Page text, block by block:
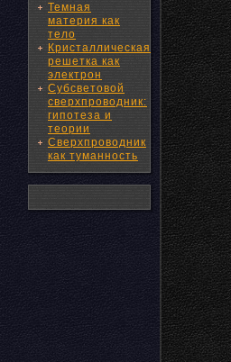
Темная
материя как
тело
Кристаллическая
решетка как
электрон
Субсветовой
сверхпроводник:
гипотеза и
теории
Сверхпроводник
как туманность